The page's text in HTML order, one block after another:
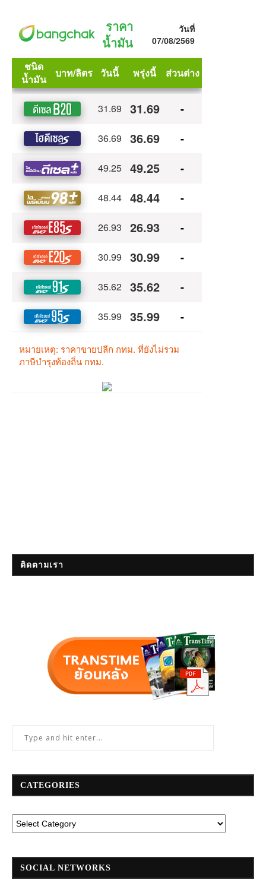
ติดตามเรา
CATEGORIES
SOCIAL NETWORKS